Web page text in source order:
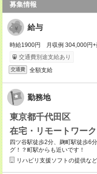
募集情報
給与
時給1900円 月収例 304,000円+
交通費別途支給あり
交通費 全額支給
勤務地
東京都千代田区
在宅・リモートワーク
四ツ谷駅徒歩2分、麹町駅徒歩
グ！？町駅からも近いです！
リハビリ支援ソフトの提供な